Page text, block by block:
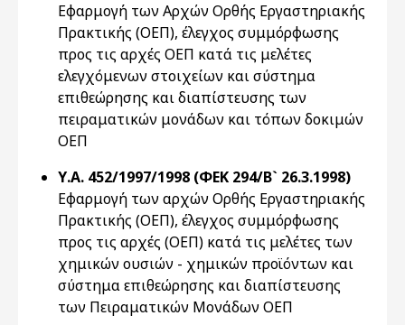
Εφαρμογή των Αρχών Ορθής Εργαστηριακής
Πρακτικής (ΟΕΠ), έλεγχος συμμόρφωσης
προς τις αρχές ΟΕΠ κατά τις μελέτες
ελεγχόμενων στοιχείων και σύστημα
επιθεώρησης και διαπίστευσης των
πειραματικών μονάδων και τόπων δοκιμών
ΟΕΠ
Υ.Α. 452/1997/1998 (ΦΕΚ 294/Β` 26.3.1998)
Εφαρμογή των αρχών Ορθής Εργαστηριακής
Πρακτικής (ΟΕΠ), έλεγχος συμμόρφωσης
προς τις αρχές (ΟΕΠ) κατά τις μελέτες των
χημικών ουσιών - χημικών προϊόντων και
σύστημα επιθεώρησης και διαπίστευσης
των Πειραματικών Μονάδων ΟΕΠ